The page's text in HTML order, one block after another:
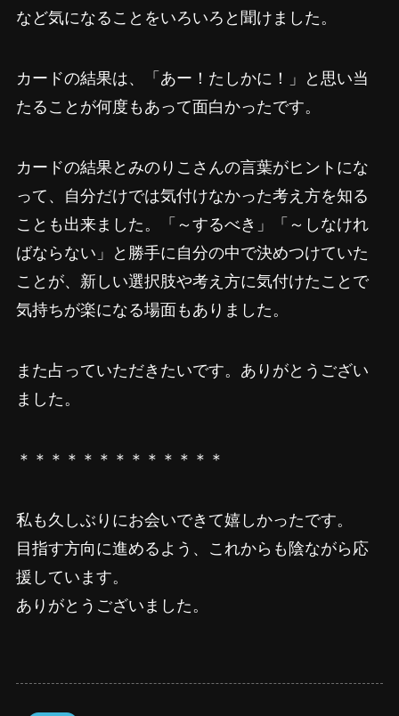
など気になることをいろいろと聞けました。
カードの結果は、「あー！たしかに！」と思い当
たることが何度もあって面白かったです。
カードの結果とみのりこさんの言葉がヒントにな
って、自分だけでは気付けなかった考え方を知る
ことも出来ました。「～するべき」「～しなけれ
ばならない」と勝手に自分の中で決めつけていた
ことが、新しい選択肢や考え方に気付けたことで
気持ちが楽になる場面もありました。
また占っていただきたいです。ありがとうござい
ました。
＊＊＊＊＊＊＊＊＊＊＊＊＊
私も久しぶりにお会いできて嬉しかったです。
目指す方向に進めるよう、これからも陰ながら応
援しています。
ありがとうございました。